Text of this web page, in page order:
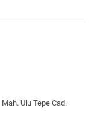
Ulu Tepe Cad.